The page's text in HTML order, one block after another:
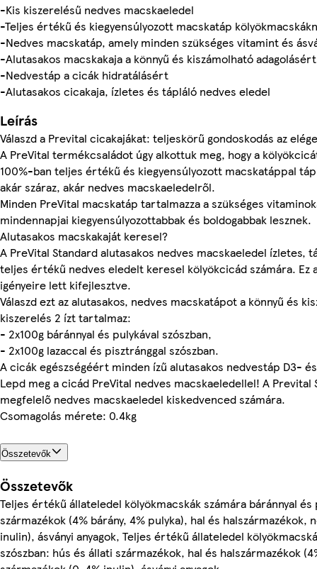
-Kis kiszerelésű nedves macskaeledel
-Teljes értékű és kiegyensúlyozott macskatáp
-Nedves macskatáp, amely minden szükséges vitamint és
-Alutasakos macskakaja a könnyű és kiszámolható adagolásért
-Nedvestáp a cicák hidratálásért
-Alutasakos cicakaja, ízletes és tápláló nedves eledel
Leírás
Válaszd a Prevital cicakajákat: teljeskörű gondoskodás az
A PreVital termékcsaládot úgy alkottuk meg, hogy a
100%-ban teljes értékű és kiegyensúlyozott macskatáppal
akár száraz, akár nedves macskaeledelről.
Minden PreVital macskatáp tartalmazza a szükséges
mindennapjai kiegyensúlyozottabbak és boldogabbak lesznek.
Alutasakos macskakaját keresel?
A PreVital Standard alutasakos nedves macskaeledel ízletes,
teljes értékű nedves eledelt keresel kölyökcicád számára.
igényeire lett kifejlesztve.
Válaszd ezt az alutasakos, nedves macskatápot a könnyű és
kiszerelés 2 ízt tartalmaz:
- 2x100g báránnyal és pulykával szószban,
- 2x100g lazaccal és pisztránggal szószban.
A cicák egészségéért minden ízű alutasakos nedvestáp D3-
Lepd meg a cicád PreVital nedves macskaeledellel! A
megfelelő nedves macskaeledel kiskedvenced számára.
Csomagolás mérete: 0.4kg
Összetevők
Összetevők
Teljes értékű állateledel kölyökmacskák számára báránnyal
származékok (4% bárány, 4% pulyka), hal és halszármazékok,
inulin), ásványi anyagok, Teljes értékű állateledel
szószban: hús és állati származékok, hal és halszármazékok